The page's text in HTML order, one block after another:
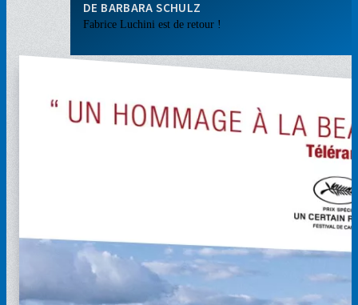
BARBARA SCHULZ
Fabrice Luchini est de retour !